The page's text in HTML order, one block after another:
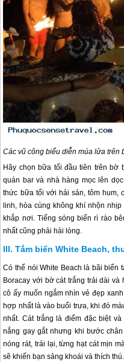
Các vũ công biểu diễn múa lửa trên
Hãy chọn bữa tối đầu tiên trên bờ
quán bar và nhà hàng mọc lên
thức bữa tối với hải sản, tôm hum,
linh, hòa cùng không khí nhộn
khắp nơi. Tiếng sóng biển rì rào
nhất cũng phải hài lòng.
Tắm biển White Beach,
Có thể nói White Beach là bãi biển
Boracay với bờ cát trắng trải dài
cô ấy muốn ngắm nhìn vẻ đẹp
hợp nhất là vào buổi trưa, khi đó
nhất. Cát trắng là điểm đặc biệt
nắng gay gắt nhưng khi bước
nóng rát, trái lại, từng hạt cát mịn
sẽ khiến bạn sảng khoái và thích thú.